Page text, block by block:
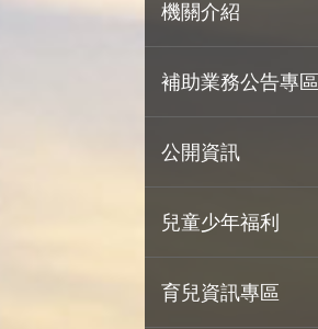
機關介紹
補助業務公告專區
公開資訊
兒童少年福利
育兒資訊專區